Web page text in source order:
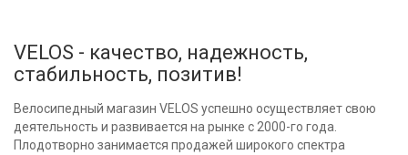
VELOS - качество, надежность,
стабильность, позитив!
Велосипедный магазин VELOS успешно осуществляет свою
деятельность и развивается на рынке с 2000-го года.
Плодотворно занимается продажей широкого спектра